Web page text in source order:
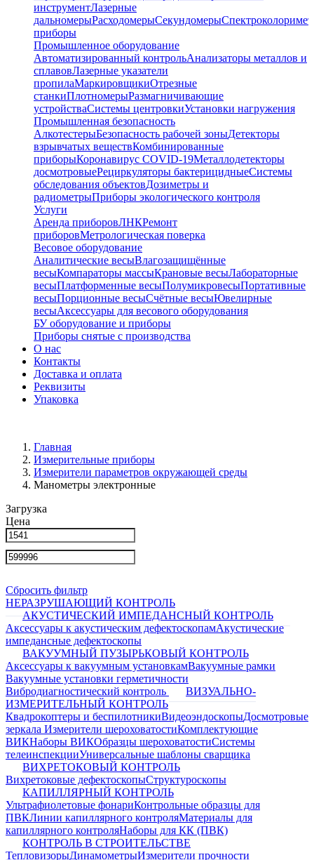
инструментЛазерные
дальномерыРасходомерыСекундомеры
приборы
Промышленное оборудование
Автоматизированный контрольАнализаторы металлов и
сплавовЛазерные указатели
пропилаМаркировщикиОтрезные
станкиПлотномерыРазмагничивающие
устройстваСистемы центровкиУстановки нагружения
Промышленная безопасность
АлкотестерыБезопасность рабочей зоныДетекторы
взрывчатых веществКомбинированные
приборыКоронавирус COVID-19Металлодетекторы
досмотровыеРециркуляторы бактерицидныеСистемы
обследования объектовДозиметры и
радиометрыПриборы экологического контроля
Услуги
Аренда приборовЛНКРемонт
приборовМетрологическая поверка
Весовое оборудование
Аналитические весыВлагозащищённые
весыКомпараторы массыКрановые весыЛабораторные
весыПлатформенные весыПолумикровесыПортативные
весыПорционные весыСчётные весыЮвелирные
весыАксессуары для весового оборудования
БУ оборудование и приборы
Приборы снятые с производства
О нас
Контакты
Доставка и оплата
Реквизиты
Упаковка
Главная
Измерительные приборы
Измерители параметров окружающей среды
Манометры электронные
Загрузка
Цена
Сбросить фильтр
НЕРАЗРУШАЮЩИЙ КОНТРОЛЬ
АКУСТИЧЕСКИЙ ИМПЕДАНСНЫЙ КОНТРОЛЬ
Аксессуары к акустическим дефектоскопамАкустические
импедансные дефектоскопы
ВАКУУМНЫЙ ПУЗЫРЬКОВЫЙ КОНТРОЛЬ
Аксессуары к вакуумным установкамВакуумные рамки
Вакуумные установки герметичности
Вибродиагностический контроль
ВИЗУАЛЬНО-
ИЗМЕРИТЕЛЬНЫЙ КОНТРОЛЬ
Квадрокоптеры и беспилотникиВидеоэндоскопыДосмотровые
зеркала Измерители шероховатостиКомплектующие
ВИКНаборы ВИКОбразцы шероховатостиСистемы
телеинспекцииУниверсальные шаблоны сварщика
ВИХРЕТОКОВЫЙ КОНТРОЛЬ
Вихретоковые дефектоскопыСтруктуроскопы
КАПИЛЛЯРНЫЙ КОНТРОЛЬ
Ультрафиолетовые фонариКонтрольные образцы для
ПВКЛинии капиллярного контроляМатериалы для
капиллярного контроляНаборы для КК (ПВК)
КОНТРОЛЬ В СТРОИТЕЛЬСТВЕ
ТепловизорыДинамометрыИзмерители прочности